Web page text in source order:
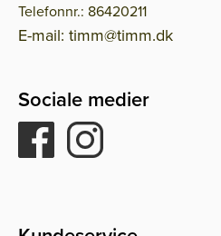
Telefonnr.: 86420211
E-mail: timm@timm.dk
Sociale medier